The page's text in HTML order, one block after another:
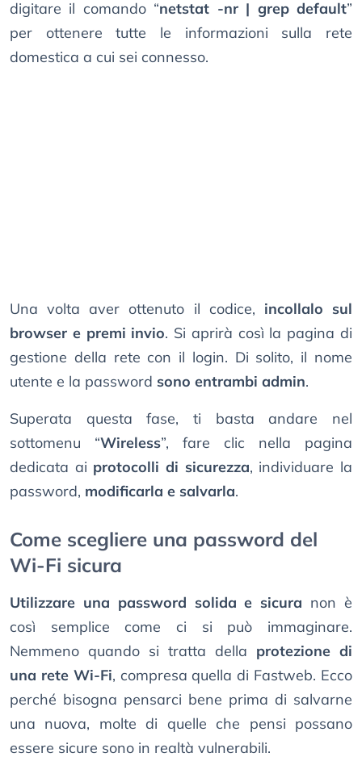
digitare il comando “netstat -nr | grep default”
per ottenere tutte le informazioni sulla rete
domestica a cui sei connesso.
Una volta aver ottenuto il codice, incollalo sul
browser e premi invio. Si aprirà così la pagina di
gestione della rete con il login. Di solito, il nome
utente e la password sono entrambi admin.
Superata questa fase, ti basta andare nel
sottomenu “Wireless”, fare clic nella pagina
dedicata ai protocolli di sicurezza, individuare la
password, modificarla e salvarla.
Come scegliere una password del
Wi-Fi sicura
Utilizzare una password solida e sicura non è
così semplice come ci si può immaginare.
Nemmeno quando si tratta della protezione di
una rete Wi-Fi, compresa quella di Fastweb. Ecco
perché bisogna pensarci bene prima di salvarne
una nuova, molte di quelle che pensi possano
essere sicure sono in realtà vulnerabili.